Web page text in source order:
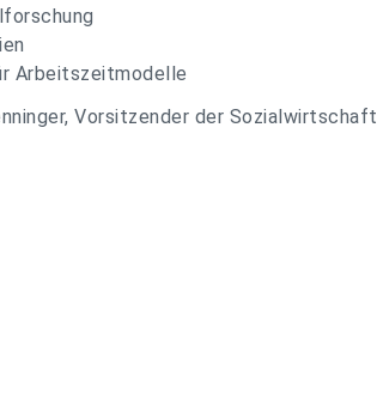
Arbeitszeitmodelle
Vorsitzender der Sozialwirtschaft